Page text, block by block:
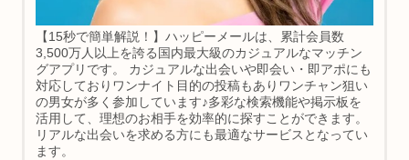
【15秒で簡単解説！】ハッピーメールは、累計会員数
3,500万人以上を誇る国内最大級のカジュアルなマッチン
グアプリです。 カジュアルな出会いや即会い・即アポにも
対応しておりワンナイト目的の投稿もありワンチャン狙い
の男女が多く参加しています♪多彩な検索機能や掲示板を
活用して、理想のお相手を効率的に探すことができます。
リアルな出会いを求める方にも最適なサービスとなってい
ます。